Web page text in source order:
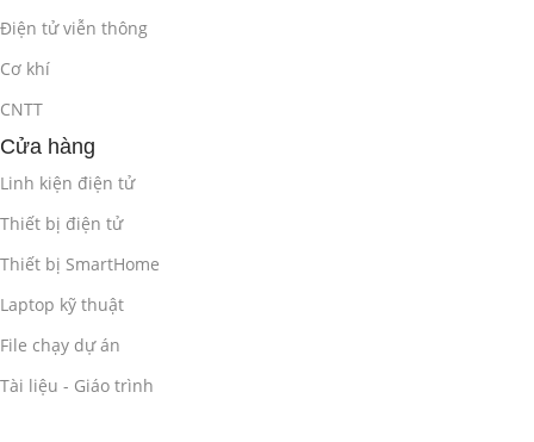
TensorFlow/Keras
Xây dựng mô hình CNN với Keras.
Huấn luyện mô hình CNN trên tập dữ liệu ảnh.
Đánh giá và tối ưu mô hình CNN.
Thực hành xây dựng và huấn luyện CNN với
TensorFlow/Keras.
2.3. Ứng Dụng CNN trong Thị Giác Máy Tính
Điện tử viễn thông
Cơ khí
CNTT
Cửa hàng
Linh kiện điện tử
Thiết bị điện tử
Thiết bị SmartHome
Laptop kỹ thuật
File chạy dự án
Tài liệu - Giáo trình